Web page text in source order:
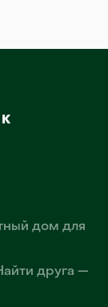
дом для
друга —